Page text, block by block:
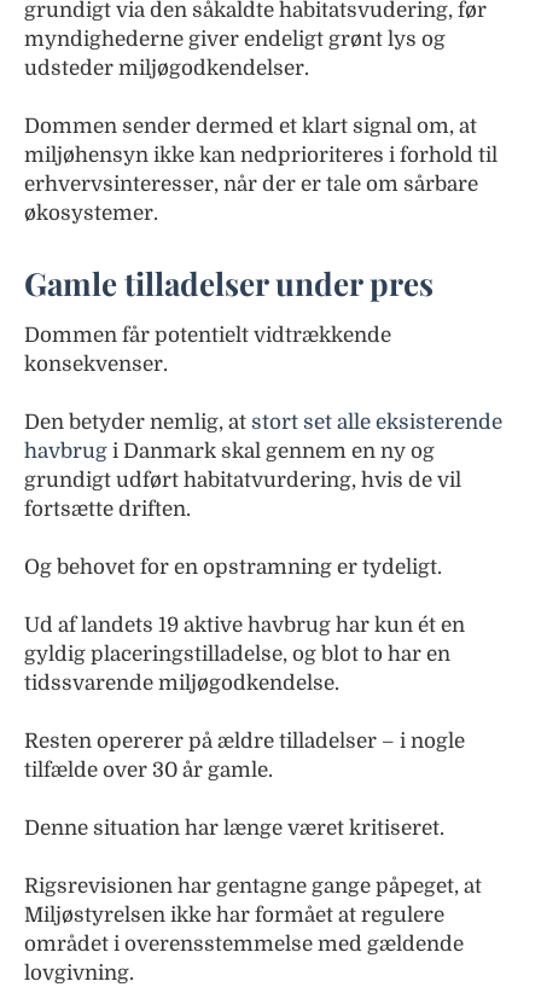
grundigt via den såkaldte habitatsvudering, før
myndighederne giver endeligt grønt lys og
udsteder miljøgodkendelser.
Dommen sender dermed et klart signal om, at
miljøhensyn ikke kan nedprioriteres i forhold til
erhvervsinteresser, når der er tale om sårbare
økosystemer.
Gamle tilladelser under pres
Dommen får potentielt vidtrækkende
konsekvenser.
Den betyder nemlig, at stort set alle eksisterende
havbrug i Danmark skal gennem en ny og
grundigt udført habitatvurdering, hvis de vil
fortsætte driften.
Og behovet for en opstramning er tydeligt.
Ud af landets 19 aktive havbrug har kun ét en
gyldig placeringstilladelse, og blot to har en
tidssvarende miljøgodkendelse.
Resten opererer på ældre tilladelser – i nogle
tilfælde over 30 år gamle.
Denne situation har længe været kritiseret.
Rigsrevisionen har gentagne gange påpeget, at
Miljøstyrelsen ikke har formået at regulere
området i overensstemmelse med gældende
lovgivning.